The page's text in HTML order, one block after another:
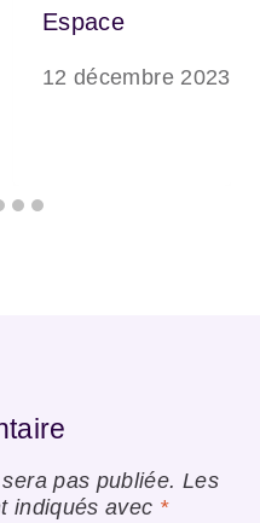
Espace
12 décembre 2023
pas publiée. Les
indiqués avec *